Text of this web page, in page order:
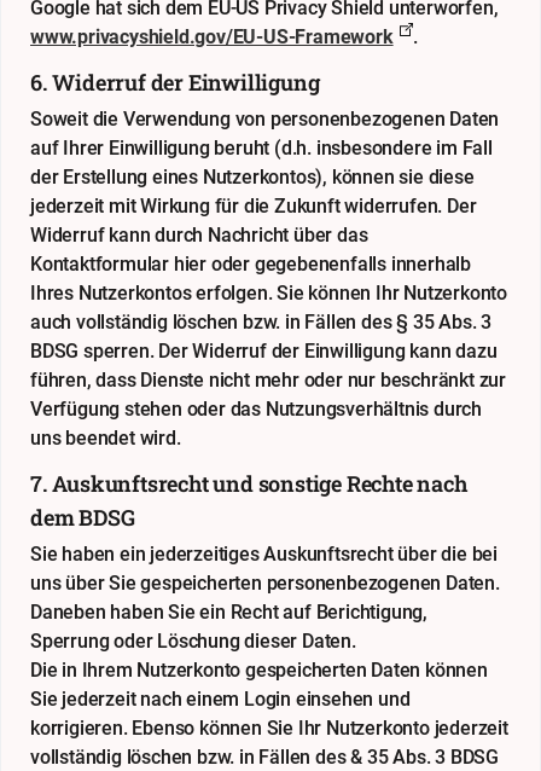
Google hat sich dem EU-US Privacy Shield unterworfen,
www.privacyshield.gov/EU-US-Framework
.
6. Widerruf der Einwilligung
Soweit die Verwendung von personenbezogenen Daten
auf Ihrer Einwilligung beruht (d.h. insbesondere im Fall
der Erstellung eines Nutzerkontos), können sie diese
jederzeit mit Wirkung für die Zukunft widerrufen. Der
Widerruf kann durch Nachricht über das
Kontaktformular hieroder gegebenenfalls innerhalb
Ihres Nutzerkontos erfolgen. Sie können Ihr Nutzerkonto
auch vollständig löschen bzw. in Fällen des § 35 Abs. 3
BDSG sperren. Der Widerruf der Einwilligung kann dazu
führen, dass Dienste nicht mehr oder nur beschränkt zur
Verfügung stehen oder das Nutzungsverhältnis durch
uns beendet wird.
7. Auskunftsrecht und sonstige Rechte nach
dem BDSG
Sie haben ein jederzeitiges Auskunftsrecht über die bei
uns über Sie gespeicherten personenbezogenen Daten.
Daneben haben Sie ein Recht auf Berichtigung,
Sperrung oder Löschung dieser Daten.
Die in Ihrem Nutzerkonto gespeicherten Daten können
Sie jederzeit nach einem Login einsehen und
korrigieren. Ebenso können Sie Ihr Nutzerkonto jederzeit
vollständig löschen bzw. in Fällen des & 35 Abs. 3 BDSG